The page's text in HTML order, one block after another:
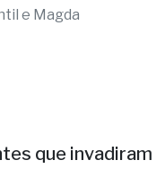
e Magda
que invadiram